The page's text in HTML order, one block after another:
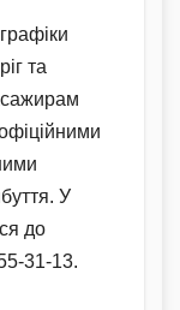
та
У
до
31-13.